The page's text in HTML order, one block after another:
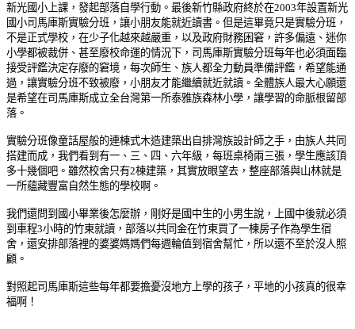
新光國小上課，發起部落自學行動。最後新竹縣政府終於在2003年設置新光
國小司馬庫斯實驗分班，讓小朋友能就近讀書。但是這畢竟只是實驗分班，
不是正式學校，在少子化越來越嚴重，以及政府財務困窘，許多偏遠、迷你
小學都被裁併、甚至廢校命運的情況下，司馬庫斯實驗分班每年也必須面臨
接受評鑑決定存廢的窘境，每次師生、族人都全力動員準備評鑑，希望能通
過，讓實驗分班不致被廢，小朋友才能繼續就近就讀。全體族人最大心願還
是希望在司馬庫斯成立全台灣第一所泰雅族森林小學，讓學習的命脈根留部
落。
實驗分班像童話屋般的連棟式木造建築出自排灣族設計師之手，由族人共同
搭建而成，我們看到有一、三、四、六年級，每班桌椅兩三張，學生應該頂
多十幾個吧。雖然校舍只有2棟建築，其實放眼望去，整座部落與山林就是
一所蘊藏豐富自然生態的學校啊。
我們還問到國小畢業後怎麼辦，剛好是國中生的小男生說，上國中後就必須
到車程3小時的竹東就讀，部落以共同金在竹東買了一棟房子作為學生宿
舍，還安排部落裡的婆婆媽媽們每週輪值到宿舍幫忙，所以還不至於沒人照
顧。
對照起司馬庫斯這些每年都要擔憂沒地方上學的孩子，平地的小孩真的很幸
福啊！